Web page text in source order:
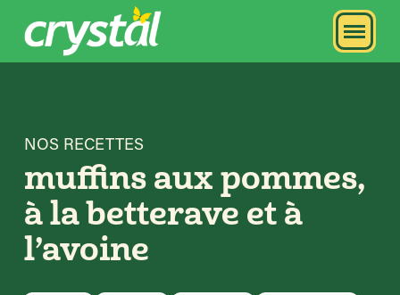
NOS RECETTES
muffins aux pommes,
à la betterave et à
l’avoine